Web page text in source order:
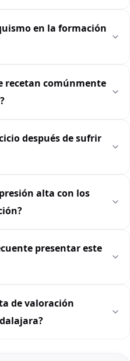
en la formación
recetan comúnmente
después de sufrir
alta con los
presentar este
de valoración